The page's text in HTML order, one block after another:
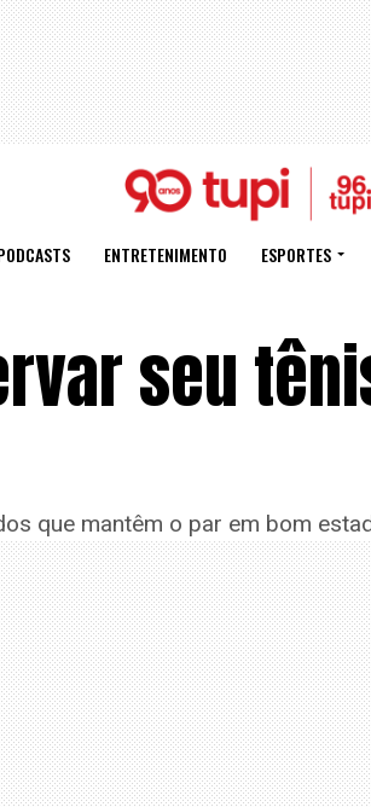
ENTRETENIMENTO ESPORTES
seu
que mantêm o par em bom